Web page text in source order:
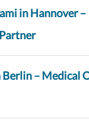
in Hannover –
– Medical